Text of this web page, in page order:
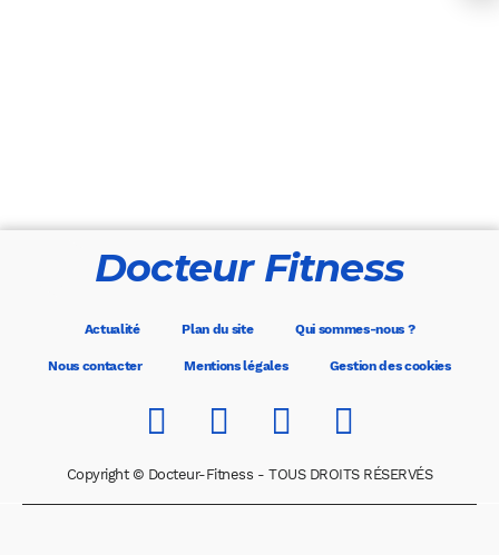
Docteur Fitness
Actualité Plan du site Qui sommes-nous ?
Nous contacter Mentions légales Gestion des cookies
Copyright © Docteur-Fitness - TOUS DROITS RÉSERVÉS